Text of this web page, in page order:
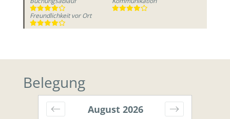
Freundlichkeit vor Ort
Belegung
August 2026